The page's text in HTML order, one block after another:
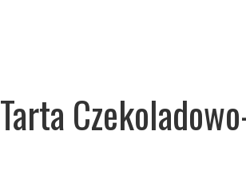
Tarta